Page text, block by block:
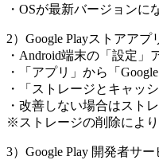
・OSが最新バージョンに
2）Google Playストアア
・Android端末の「設定」
・「アプリ」から「
・「ストレージとキャッ
・改善しない場合はスト
※ストレージの削除によ
3）Google Play 開発者サ